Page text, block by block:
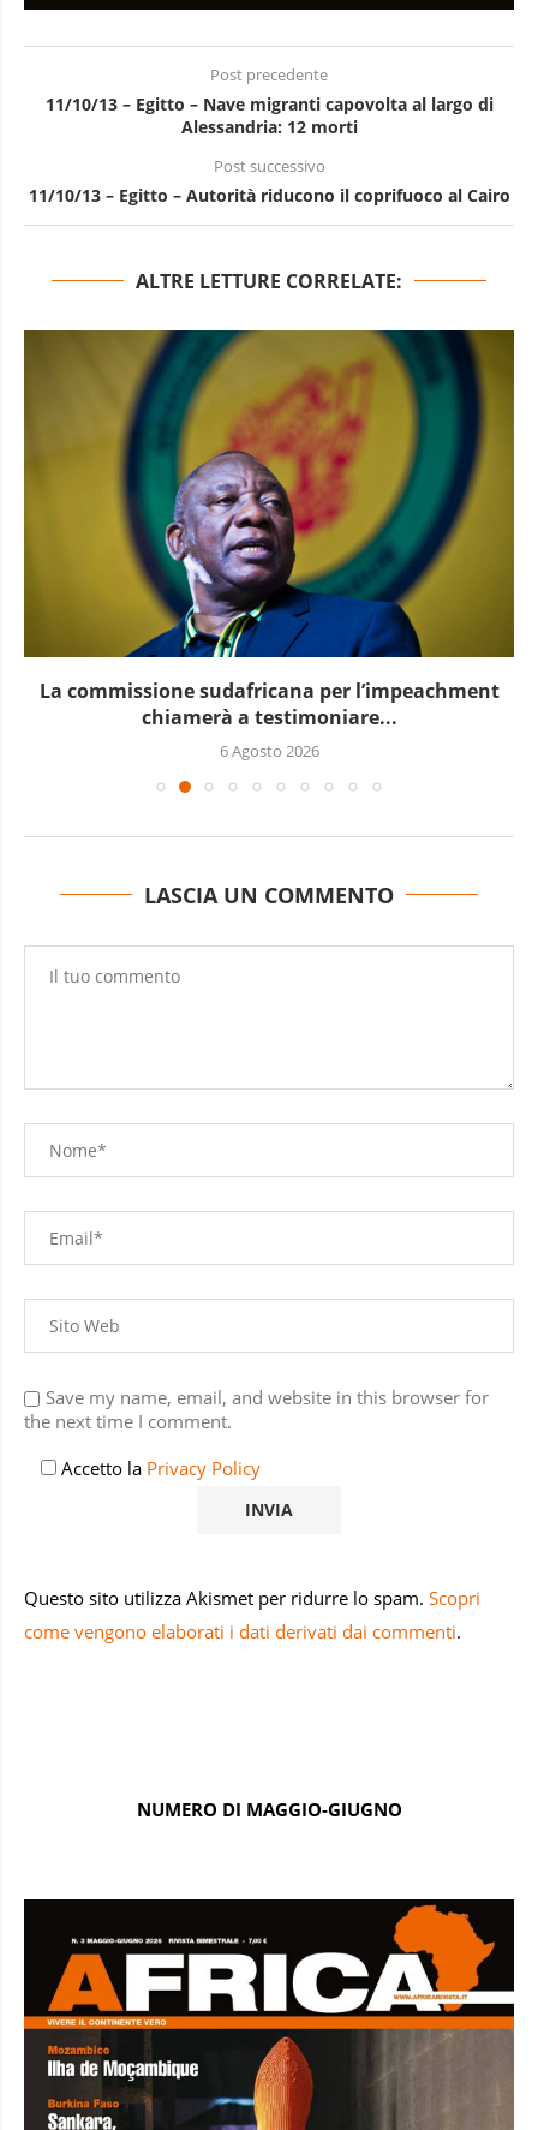
Post precedente
11/10/13 – Egitto – Nave migranti capovolta al largo di
Alessandria: 12 morti
Post successivo
11/10/13 – Egitto – Autorità riducono il coprifuoco al Cairo
ALTRE LETTURE CORRELATE:
La commissione sudafricana per l’impeachment
chiamerà a testimoniare...
6 Agosto 2026
LASCIA UN COMMENTO
Save my name, email, and website in this browser for
the next time I comment.
Accetto la Privacy Policy
Questo sito utilizza Akismet per ridurre lo spam. Scopri
come vengono elaborati i dati derivati dai commenti.
NUMERO DI MAGGIO-GIUGNO